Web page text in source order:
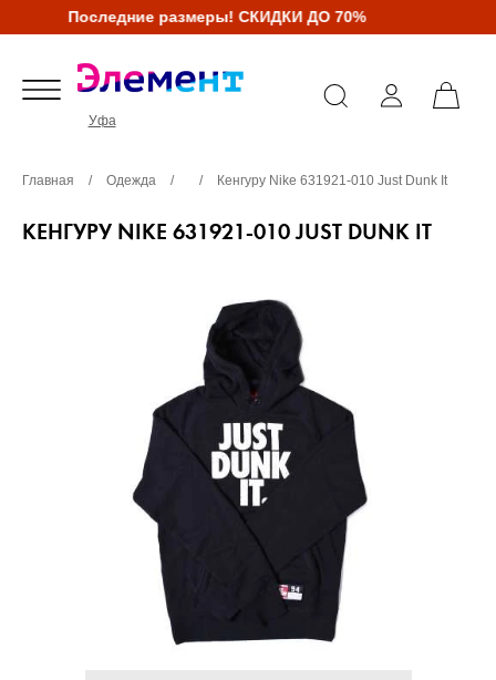
Последние размеры! СКИДКИ ДО 70%
Уфа
Главная / Одежда / / Кенгуру Nike 631921-010 Just Dunk It
КЕНГУРУ NIKE 631921-010 JUST DUNK IT